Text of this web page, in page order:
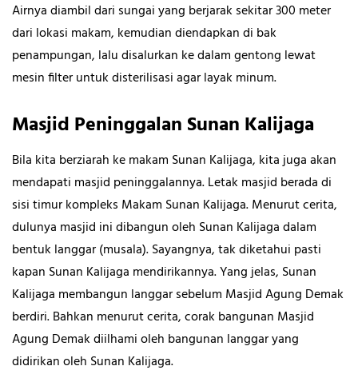
Airnya diambil dari sungai yang berjarak sekitar 300 meter
dari lokasi makam, kemudian diendapkan di bak
penampungan, lalu disalurkan ke dalam gentong lewat
mesin filter untuk disterilisasi agar layak minum.
Masjid Peninggalan Sunan Kalijaga
Bila kita berziarah ke makam Sunan Kalijaga, kita juga akan
mendapati masjid peninggalannya. Letak masjid berada di
sisi timur kompleks Makam Sunan Kalijaga. Menurut cerita,
dulunya masjid ini dibangun oleh Sunan Kalijaga dalam
bentuk langgar (musala). Sayangnya, tak diketahui pasti
kapan Sunan Kalijaga mendirikannya. Yang jelas, Sunan
Kalijaga membangun langgar sebelum Masjid Agung Demak
berdiri. Bahkan menurut cerita, corak bangunan Masjid
Agung Demak diilhami oleh bangunan langgar yang
didirikan oleh Sunan Kalijaga.